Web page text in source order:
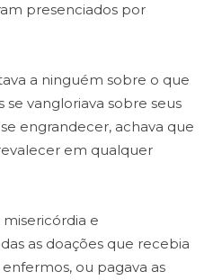
presenciados por
a ninguém sobre o que
vangloriava sobre seus
engrandecer, achava que
em qualquer
e
as doações que recebia
ou pagava as